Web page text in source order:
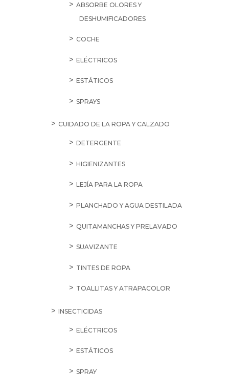
ABSORBE OLORES Y
DESHUMIFICADORES
COCHE
ELÉCTRICOS
ESTÁTICOS
SPRAYS
CUIDADO DE LA ROPA Y CALZADO
DETERGENTE
HIGIENIZANTES
LEJÍA PARA LA ROPA
PLANCHADO Y AGUA DESTILADA
QUITAMANCHAS Y PRELAVADO
SUAVIZANTE
TINTES DE ROPA
TOALLITAS Y ATRAPACOLOR
INSECTICIDAS
ELÉCTRICOS
ESTÁTICOS
SPRAY